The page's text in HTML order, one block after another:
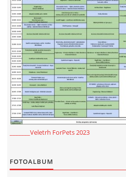
_______Veletrh ForPets 2023
FOTOALBUM